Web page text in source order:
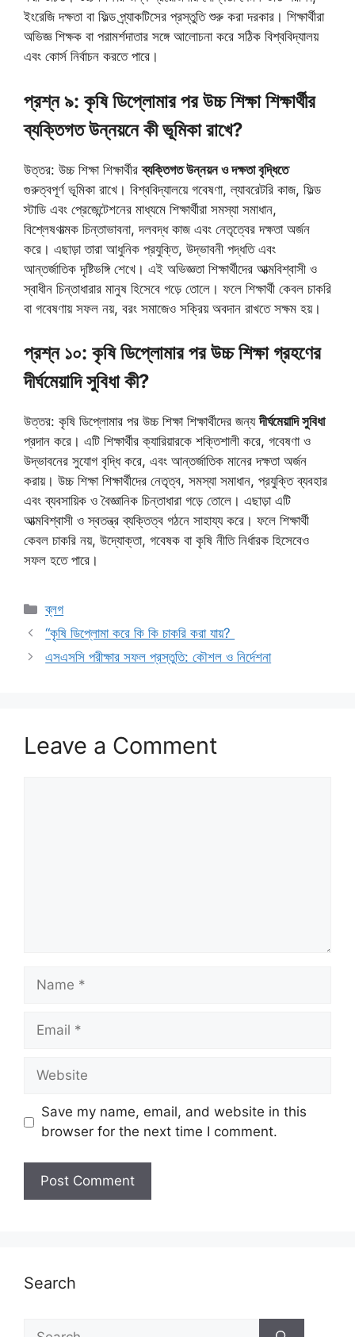
ইংরেজি দক্ষতা বা ফিল্ড প্র্যাকটিসের প্রস্তুতি শুরু করা দরকার। শিক্ষার্থীরা
অভিজ্ঞ শিক্ষক বা পরামর্শদাতার সঙ্গে আলোচনা করে সঠিক বিশ্ববিদ্যালয়
এবং কোর্স নির্বাচন করতে পারে।
প্রশ্ন ৯: কৃষি ডিপ্লোমার পর উচ্চ শিক্ষা শিক্ষার্থীর
ব্যক্তিগত উন্নয়নে কী ভূমিকা রাখে?
উত্তর: উচ্চ শিক্ষা শিক্ষার্থীরব্যক্তিগত উন্নয়ন ও দক্ষতা বৃদ্ধিতে
গুরুত্বপূর্ণ ভূমিকা রাখে। বিশ্ববিদ্যালয়ে গবেষণা, ল্যাবরেটরি কাজ, ফিল্ড
স্টাডি এবং প্রেজেন্টেশনের মাধ্যমে শিক্ষার্থীরা সমস্যা সমাধান,
বিশ্লেষণাত্মক চিন্তাভাবনা, দলবদ্ধ কাজ এবং নেতৃত্বের দক্ষতা অর্জন
করে। এছাড়া তারা আধুনিক প্রযুক্তি, উদ্ভাবনী পদ্ধতি এবং
আন্তর্জাতিক দৃষ্টিভঙ্গি শেখে। এই অভিজ্ঞতা শিক্ষার্থীদের আত্মবিশ্বাসী ও
স্বাধীন চিন্তাধারার মানুষ হিসেবে গড়ে তোলে। ফলে শিক্ষার্থী কেবল চাকরি
বা গবেষণায় সফল নয়, বরং সমাজেও সক্রিয় অবদান রাখতে সক্ষম হয়।
প্রশ্ন ১০: কৃষি ডিপ্লোমার পর উচ্চ শিক্ষা গ্রহণের
দীর্ঘমেয়াদি সুবিধা কী?
উত্তর: কৃষি ডিপ্লোমার পর উচ্চ শিক্ষা শিক্ষার্থীদের জন্যদীর্ঘমেয়াদি সুবিধা
প্রদান করে। এটি শিক্ষার্থীর ক্যারিয়ারকে শক্তিশালী করে, গবেষণা ও
উদ্ভাবনের সুযোগ বৃদ্ধি করে, এবং আন্তর্জাতিক মানের দক্ষতা অর্জন
করায়। উচ্চ শিক্ষা শিক্ষার্থীদের নেতৃত্ব, সমস্যা সমাধান, প্রযুক্তি ব্যবহার
এবং ব্যবসায়িক ও বৈজ্ঞানিক চিন্তাধারা গড়ে তোলে। এছাড়া এটি
আত্মবিশ্বাসী ও স্বতন্ত্র ব্যক্তিত্ব গঠনে সাহায্য করে। ফলে শিক্ষার্থী
কেবল চাকরি নয়, উদ্যোক্তা, গবেষক বা কৃষি নীতি নির্ধারক হিসেবেও
সফল হতে পারে।
Categories
ব্লগ
“কৃষি ডিপ্লোমা করে কি কি চাকরি করা যায়?
এসএসসি পরীক্ষার সফল প্রস্তুতি: কৌশল ও নির্দেশনা
Leave a Comment
Name
Email
Website
Save my name, email, and website in this
browser for the next time I comment.
Search